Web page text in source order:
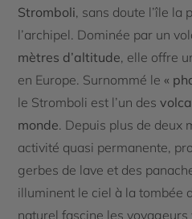
Stromboli, sans doute l’île la
l’archipel. Dominée par un
mètres d’altitude, elle offre
en Europe. Surnommé le«
le Stromboli est l’un des
monde. Depuis plus de deux
activité quasi permanente,
gerbes de lave et des
illuminent le ciel à la tombée
naturel fascine les